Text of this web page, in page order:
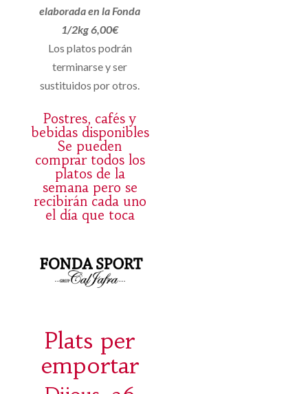
elaborada en la Fonda
1/2kg 6,00€
Los platos podrán
terminarse y ser
sustituidos por otros.
Postres, cafés y
bebidas disponibles
Se pueden
comprar todos los
platos de la
semana pero se
recibirán cada uno
el día que toca
Plats per
emportar